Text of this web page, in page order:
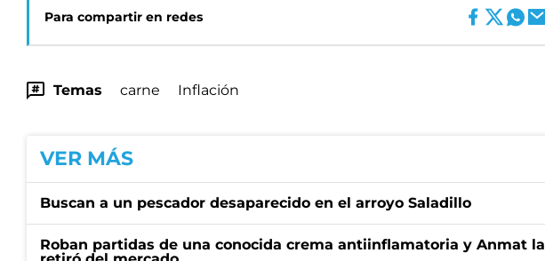
Para compartir en redes
Temas carne Inflación
VER MÁS
Buscan a un pescador desaparecido en el arroyo Saladillo
Roban partidas de una conocida crema antiinflamatoria y Anmat la